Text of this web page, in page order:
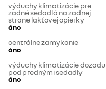
výduchy klimatizácie pre
zadné sedadlá na zadnej
strane lakťovej opierky
áno
centrálne zamykanie
áno
výduchy klimatizácie dozadu
pod prednými sedadly
áno